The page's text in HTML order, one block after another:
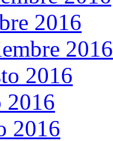
2016
2016
2016
2016